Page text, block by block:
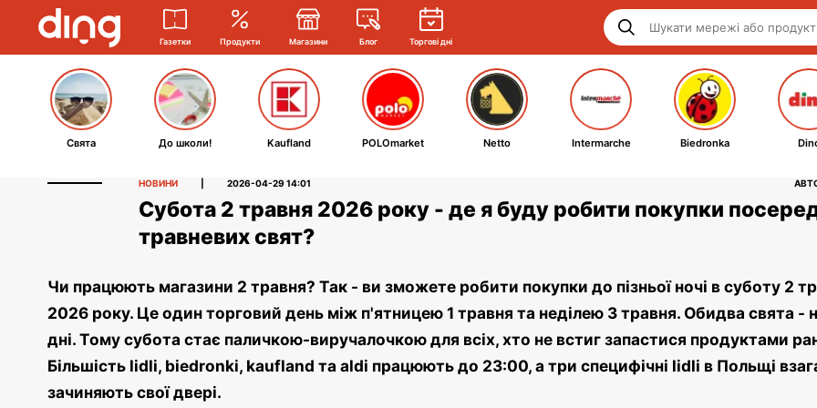
Газетки Продукти Магазини Блог Торгові дні
Свята До школи! Kaufland POLOmarket Netto Intermarche Biedronka
НОВИНИ 2026-04-29 14:01
Субота 2 травня 2026 року - де я буду робити покупки
травневих свят?
Чи працюють магазини 2 травня? Так - ви зможете робити покупки до пізньої ночі в суботу 2
2026 року. Це один торговий день між п'ятницею 1 травня та неділею 3 травня. Обидва свята -
дні. Тому субота стає паличкою-виручалочкою для всіх, хто не встиг запастися продуктами
Більшість lidli, biedronki, kaufland та aldi працюють до 23:00, а три специфічні lidli в Польщі
зачиняють свої двері.